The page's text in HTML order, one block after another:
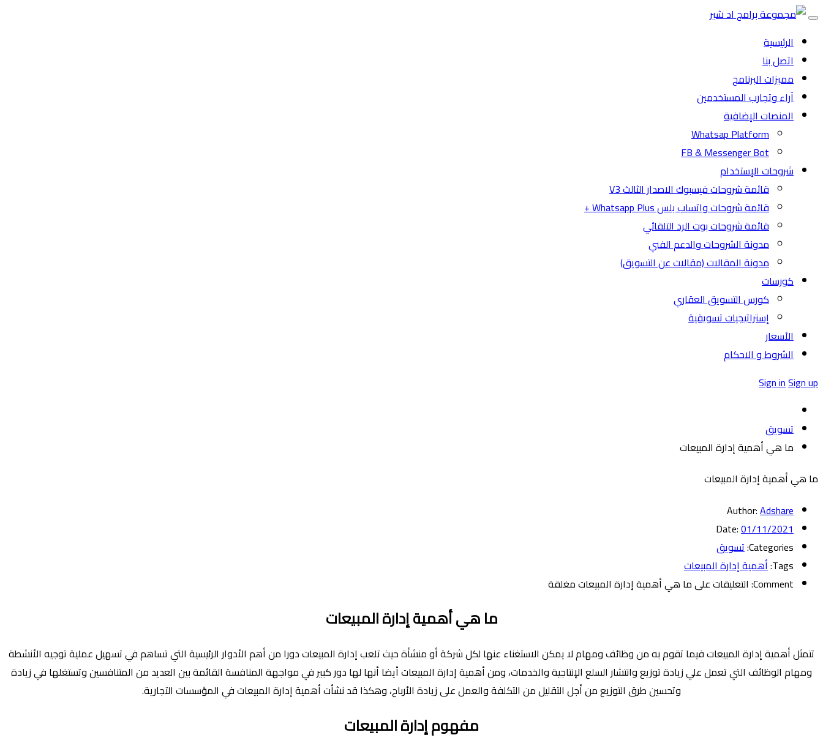
Toggle
الرئيسية
اتصل بنا
مميزات البرنامج
آراء وتجارب المستخدمين
المنصات الإضافية
Whatsap Platform
FB & Messenger Bot
شروحات الإستخدام
قائمة شروحات فيسبوك الاصدار الثالث V3
قائمة شروحات واتساب بلس Whatsapp Plus +
قائمة شروحات بوت الرد التلقائي
مدونة الشروحات والدعم الفني
مدونة المقالات (مقالات عن التسويق)
كورسات
كورس التسويق العقاري
إستراتيجيات تسويقية
الأسعار
الشروط و الاحكام
Sign inSign up
تسويق
ما هي أهمية إدارة المبيعات
ما هي أهمية إدارة المبيعات
Author:Adshare
Date:01/11/2021
Categories: تسويق
Tags: أهمية إدارة المبيعات
Comment: التعليقاتعلى ما هي أهمية إدارة المبيعات مغلقة
ما هي أهمية إدارة المبيعات
تتمثل أهمية إدارة المبيعات فيما تقوم به من وظائف ومهام لا يمكن الاستغناء عنها لكل شركة أو منشأة حيث تلعب إدارة المبيعات دورا من أهم الأدوار الرئيسية التي تساهم في تسهيل عملية توجيه الأنشطة
ومهام الوظائف التي تعمل علي زيادة توزيع وانتشار السلع الإنتاجية والخدمات، ومن أهمية إدارة المبيعات أيضا أنها لها دور كبير في مواجهة المنافسة القائمة بين العديد من المتنافسين وتستغلها في زيادة
وتحسين طرق التوزيع من أجل التقليل من التكلفة والعمل على زيادة الأرباح، وهكذا قد نشأت أهمية إدارة المبيعات في المؤسسات التجارية.
مفهوم إدارة المبيعات